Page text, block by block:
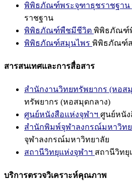
พิพิธภัณฑ์พระจุฑาธุชราชฐาน
ราชฐาน
พิพิธภัณฑ์พืชมีชีวิต พิพิธภัณฑ์
พิพิธภัณฑ์สมุนไพร พิพิธภัณฑ์
สารสนเทศและการสื่อสาร
สำนักงานวิทยทรัพยากร (หอส
ทรัพยากร (หอสมุดกลาง)
ศูนย์หนังสือแห่งจุฬาฯ ศูนย์หนัง
สำนักพิมพ์จุฬาลงกรณ์มหาวิท
จุฬาลงกรณ์มหาวิทยาลัย
สถานีวิทยุแห่งจุฬาฯ สถานีวิทยุ
บริการตรวจวิเคราะห์คุณภาพ